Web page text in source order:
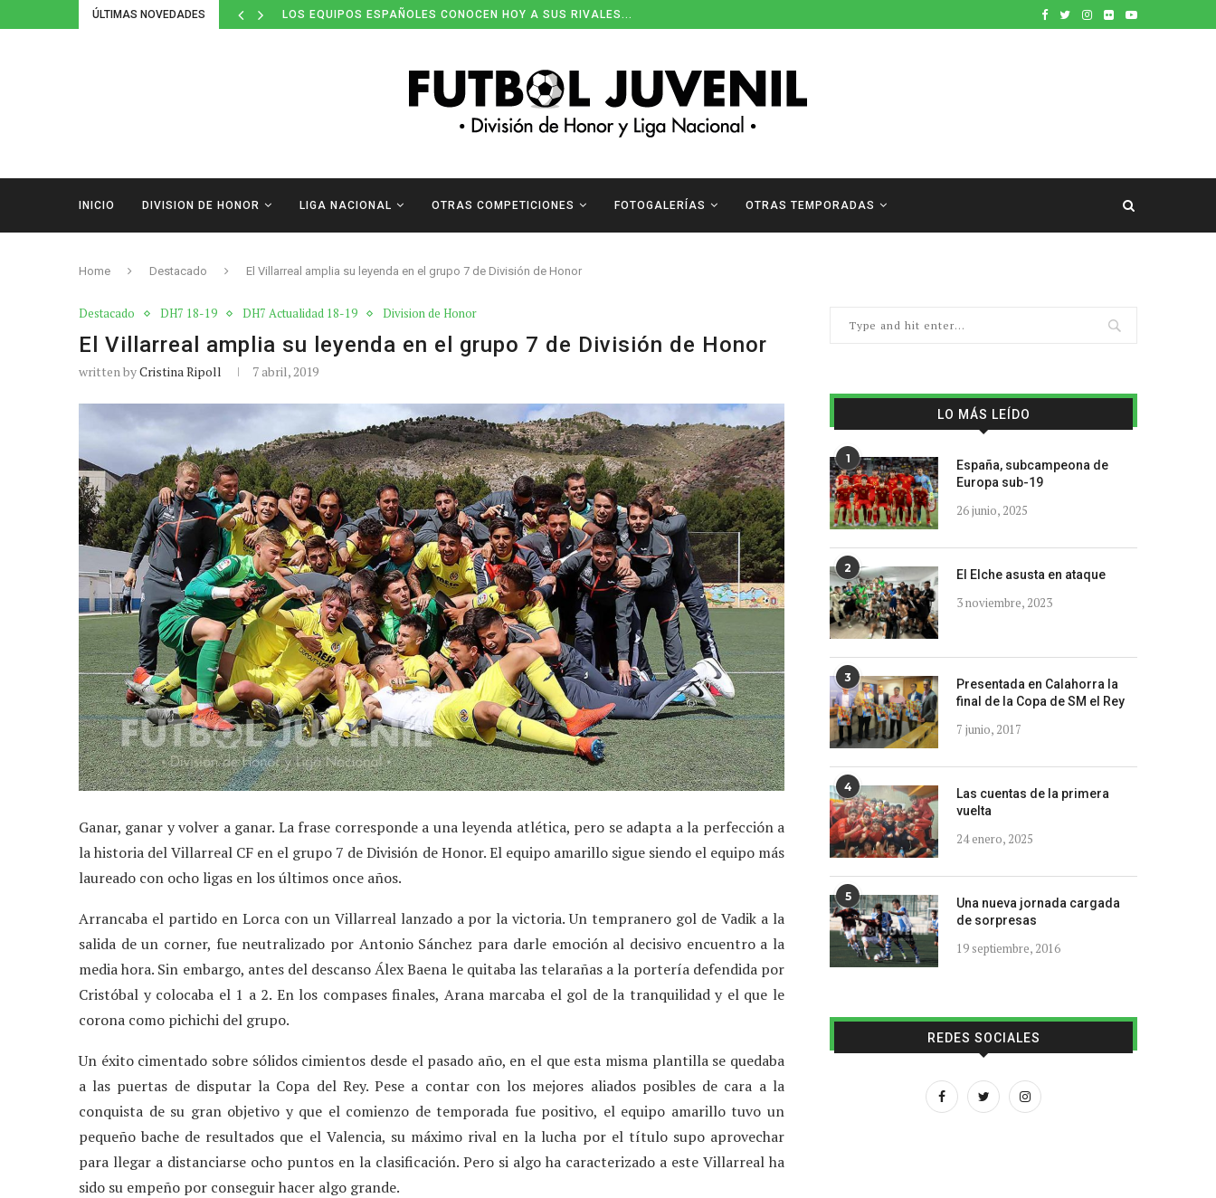
ÚLTIMAS NOVEDADES LOS EQUIPOS ESPAÑOLES CONOCEN HOY A SUS RIVALES...
INICIO DIVISION DE HONOR LIGA NACIONAL OTRAS COMPETICIONES FOTOGALERÍAS OTRAS TEMPORADAS
Home Destacado El Villarreal amplia su leyenda en el grupo 7 de División de Honor
Destacado DH7 18-19 DH7 Actualidad 18-19 Division de Honor
El Villarreal amplia su leyenda en el grupo 7 de División de Honor
written byCristina Ripoll 7 abril, 2019
Ganar, ganar y volver a ganar. La frase corresponde a una leyenda atlética, pero se adapta a la perfección a
la historia del Villarreal CF en el grupo 7 de División de Honor. El equipo amarillo sigue siendo el equipo más
laureado con ocho ligas en los últimos once años.
Arrancaba el partido en Lorca con un Villarreal lanzado a por la victoria. Un tempranero gol de Vadik a la
salida de un corner, fue neutralizado por Antonio Sánchez para darle emoción al decisivo encuentro a la
media hora. Sin embargo, antes del descanso Álex Baena le quitaba las telarañas a la portería defendida por
Cristóbal y colocaba el 1 a 2. En los compases finales, Arana marcaba el gol de la tranquilidad y el que le
corona como pichichi del grupo.
Un éxito cimentado sobre sólidos cimientos desde el pasado año, en el que esta misma plantilla se quedaba
a las puertas de disputar la Copa del Rey. Pese a contar con los mejores aliados posibles de cara a la
conquista de su gran objetivo y que el comienzo de temporada fue positivo, el equipo amarillo tuvo un
pequeño bache de resultados que el Valencia, su máximo rival en la lucha por el título supo aprovechar
para llegar a distanciarse ocho puntos en la clasificación. Pero si algo ha caracterizado a este Villarreal ha
sido su empeño por conseguir hacer algo grande.
LO MÁS LEÍDO
1
España, subcampeona de
Europa sub-19
26 junio, 2025
2 El Elche asusta en ataque
3 noviembre, 2023
3
Presentada en Calahorra la
final de la Copa de SM el Rey
7 junio, 2017
4
Las cuentas de la primera
vuelta
24 enero, 2025
5
Una nueva jornada cargada
de sorpresas
19 septiembre, 2016
REDES SOCIALES